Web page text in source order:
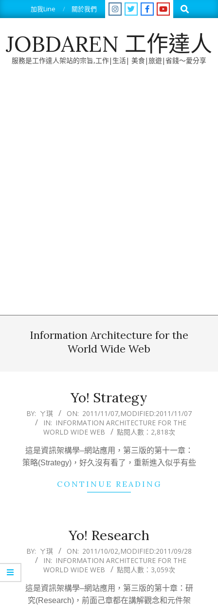
to
加我Line 關於我們 Search
JOBDAREN 工作達人
服務是工作達人架站的宗旨,工作|生活| 美食|旅遊|省錢～愛分享
Information Architecture for the
World Wide Web
Yo! Strategy
2011-
BY: ㄚ琪 ON: 2011/11/07,MODIFIED:2011/11/07
IN: INFORMATION ARCHITECTURE FOR THE
WORLD WIDE WEB
點閱人數：2,818次
這是資訊架構學–網站應用，第三版的第十一章：
策略(Strategy)，好久沒有看了，重新進入似乎有些
CONTINUE READING
Yo! Research
2011-
BY: ㄚ琪 ON: 2011/10/02,MODIFIED:2011/09/28
IN: INFORMATION ARCHITECTURE FOR THE
WORLD WIDE WEB
點閱人數：3,059次
這是資訊架構學–網站應用，第三版的第十章：研
究(Research)，前面己章都在講解觀念和元件架